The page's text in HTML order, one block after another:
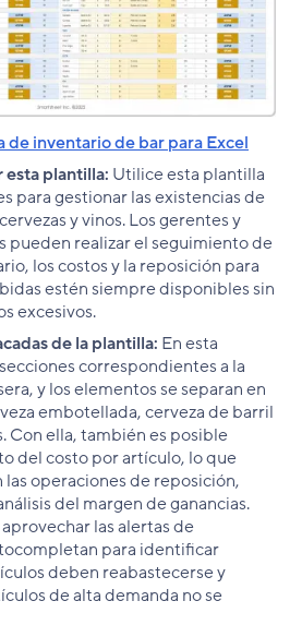
de inventario de bar para Excel
esta plantilla: Utilice esta plantilla
para gestionar las existencias de
y vinos. Los gerentes y
pueden realizar el seguimiento de
los costos y la reposición para
estén siempre disponibles sin
excesivos.
de la plantilla: En esta
correspondientes a la
y los elementos se separan en
embotellada, cerveza de barril
Con ella, también es posible
del costo por artículo, lo que
operaciones de reposición,
del margen de ganancias.
las alertas de
para identificar
deben reabastecerse y
de alta demanda no se